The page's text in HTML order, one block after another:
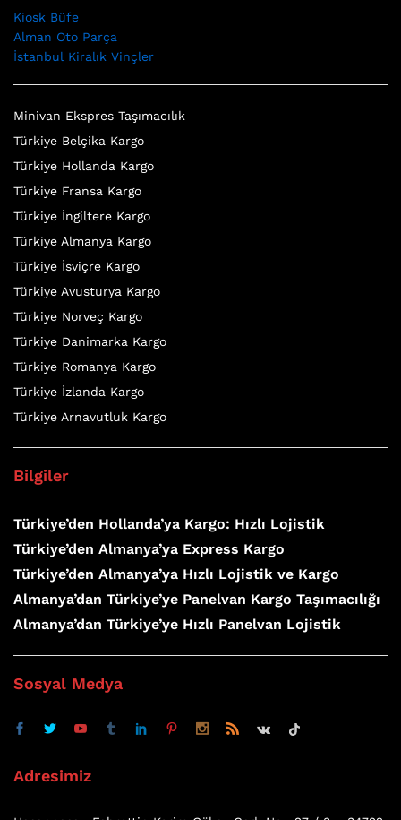
Kiosk Büfe
Alman Oto Parça
İstanbul Kiralık Vinçler
Minivan Ekspres Taşımacılık
Türkiye Belçika Kargo
Türkiye Hollanda Kargo
Türkiye Fransa Kargo
Türkiye İngiltere Kargo
Türkiye Almanya Kargo
Türkiye İsviçre Kargo
Türkiye Avusturya Kargo
Türkiye Norveç Kargo
Türkiye Danimarka Kargo
Türkiye Romanya Kargo
Türkiye İzlanda Kargo
Türkiye Arnavutluk Kargo
Bilgiler
Türkiye’den Hollanda’ya Kargo: Hızlı Lojistik
Türkiye’den Almanya’ya Express Kargo
Türkiye’den Almanya’ya Hızlı Lojistik ve Kargo
Almanya’dan Türkiye’ye Panelvan Kargo Taşımacılığı
Almanya’dan Türkiye’ye Hızlı Panelvan Lojistik
Sosyal Medya
Adresimiz